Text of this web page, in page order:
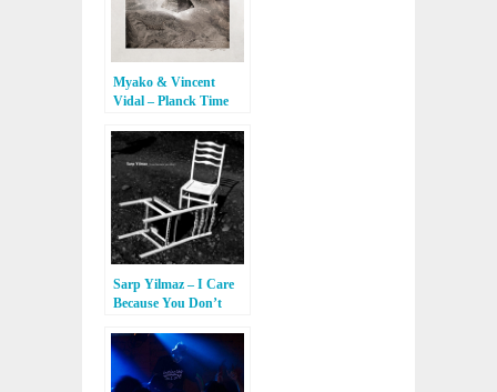
Myako & Vincent
Vidal – Planck Time
Sarp Yilmaz – I Care
Because You Don’t